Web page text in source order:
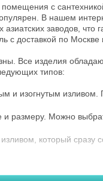
с
В нашем
заводов, что
с доставкой по
Все изделия
типов:
и изогнутым
и размеру. Можно
который сразу